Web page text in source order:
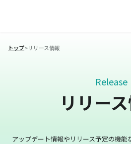
トップ>リリース情報
Release
リリー
アップデート情報やリリース予定の機能